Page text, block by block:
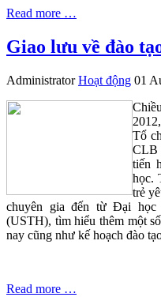
Read more …
Giao lưu về đào
Administrator Hoạt động 01
Tổ
CLB
tiến
học.
trẻ
chuyên gia đến từ Đại
(USTH), tìm hiểu thêm một
nay cũng như kế hoạch đào
Read more …